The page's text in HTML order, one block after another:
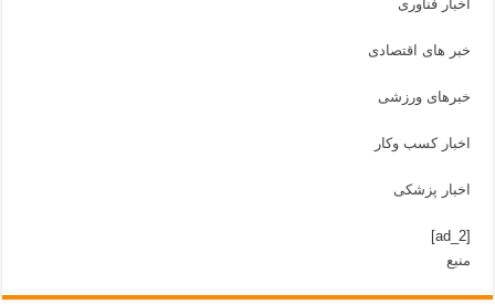
اخبار فناوری
خبر های اقتصادی
خبرهای ورزشی
اخبار کسب وکار
اخبار پزشکی
[ad_2]
منبع